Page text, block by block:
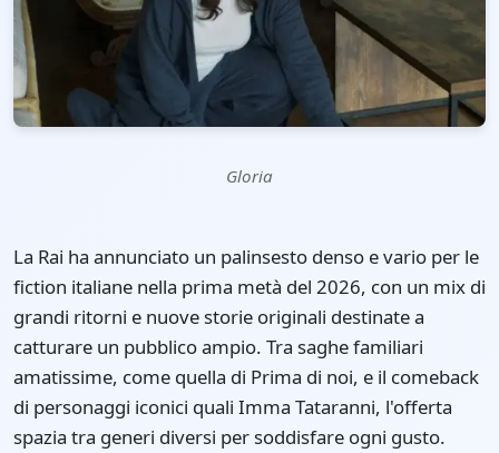
Gloria
La Rai ha annunciato un palinsesto denso e vario per le
fiction italiane nella prima metà del 2026, con un mix di
grandi ritorni e nuove storie originali destinate a
catturare un pubblico ampio. Tra saghe familiari
amatissime, come quella di Prima di noi, e il comeback
di personaggi iconici quali Imma Tataranni, l'offerta
spazia tra generi diversi per soddisfare ogni gusto.